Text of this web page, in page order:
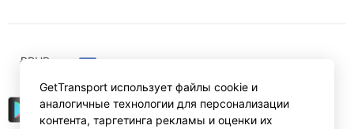
₽RUB
GetTransport использует файлы cookie и
аналогичные технологии для персонализации
контента, таргетинга рекламы и оценки их